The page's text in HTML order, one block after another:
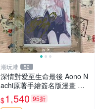
潮玩港 52
深情對愛至生命最後 Aono N
achi原著手繪簽名版漫畫 親
筆簽名限定收藏 命終不渝之
戀情 漫畫珍藏品
$1,540 95折